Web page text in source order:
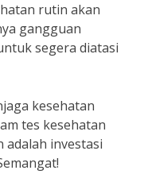
rutin akan
gangguan
segera diatasi
kesehatan
tes kesehatan
adalah investasi